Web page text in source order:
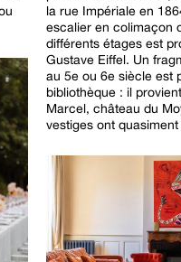
la rue Impériale en
escalier en colimaçon
différents étages est
Gustave Eiffel. Un
au 5e ou 6e siècle est
bibliothèque : il
Marcel, château du
vestiges ont